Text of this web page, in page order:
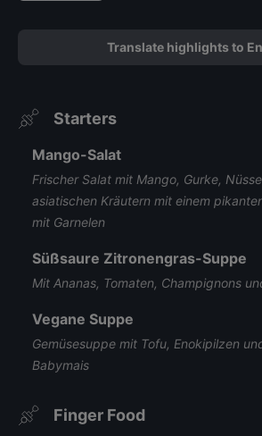
Translate highlights to
Starters
Mango-Salat
Frischer Salat mit Mango, Gurke,
asiatischen Kräutern mit einem
mit Garnelen
Süßsaure Zitronengras-Suppe
Mit Ananas, Tomaten, Champignons
Vegane Suppe
Gemüsesuppe mit Tofu, Enokipilzen
Babymais
Finger Food